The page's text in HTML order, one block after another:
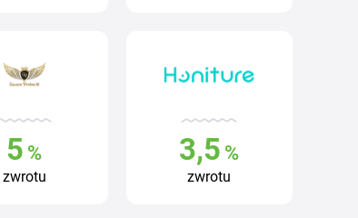
5 %
zwrotu
3,5 %
zwrotu